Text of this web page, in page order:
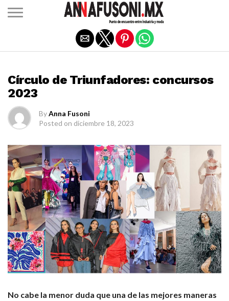
Círculo de Triunfadores: concursos
2023
ByAnna Fusoni
Posted on diciembre 18, 2023
No cabe la menor duda que una de las mejores maneras
Salir de la versión móvil